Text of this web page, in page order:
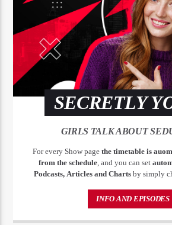
SECRETLY
GIRLS TALK ABOUT
For every Show page the timetable is
from the schedule, and you can set
Podcasts, Articles and Chartsby simply
pellentesque varius mauris. Sed eu congue
Aliquam semper faucibus odio id varius.
sodales.
INFO AND EPISODES